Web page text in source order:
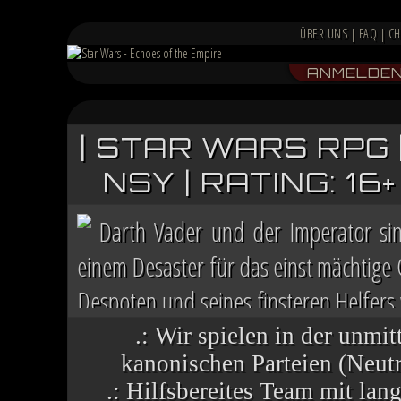
ÜBER UNS | FAQ |
| STAR WARS
NSY | RATING:
Darth Vader und der Imperator
einem Desaster für das einst
Despoten und seines finsteren
Chaos herrscht auf vielen Welten,
.: Wir spielen in der
kanonischen Parteien
.: Hilfsbereites Team mit